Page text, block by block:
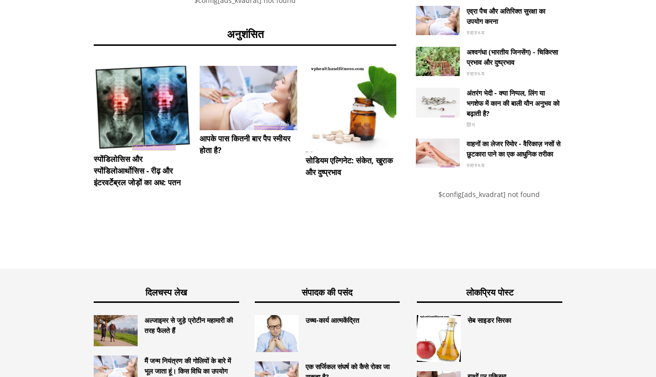
अनुशंसित
स्पोंडिलोसिस और
स्पोंडिलोआर्थोसिस - रीढ़ और
इंटरवर्टेब्रल जोड़ों का अध: पतन
आपके पास कितनी बार पैप स्मीयर
होता है?
सोडियम एल्गिनेट: संकेत, खुराक
और दुष्प्रभाव
क्या यह पीरियडोंटाइटिस की
शुरुआत है?
वजन घटाने के बाद रक्तस्राव के
लिए कैस्टैग्नस
एव्रा पैच और अतिरिक्त सुरक्षा का
उपयोग करना
स्वास्थ्य
अश्वगंधा (भारतीय जिनसेंग) - चिकित्सा
प्रभाव और दुष्प्रभाव
स्वास्थ्य
अंतरंग भेदी - क्या निप्पल, लिंग या
भगशेफ में कान की बाली यौन अनुभव को
बढ़ाती है?
लिंग
वाहनों का लेजर रिमोर - वैरिकाज़ नसों से
छुटकारा पाने का एक आधुनिक तरीका
स्वास्थ्य
$config[ads_kvadrat] not found
दिलचस्प लेख
अल्जाइमर से जुड़े प्रोटीन महामारी की
तरह फैलते हैं
मैं जन्म नियंत्रण की गोलियों के बारे में
भूल जाता हूं। किस विधि का उपयोग
संपादक की पसंद
उच्च-कार्य आत्मकेंद्रित
एक सर्जिकल संघर्ष को कैसे रोका जा
लोकप्रिय पोस्ट
सेब साइडर सिरका